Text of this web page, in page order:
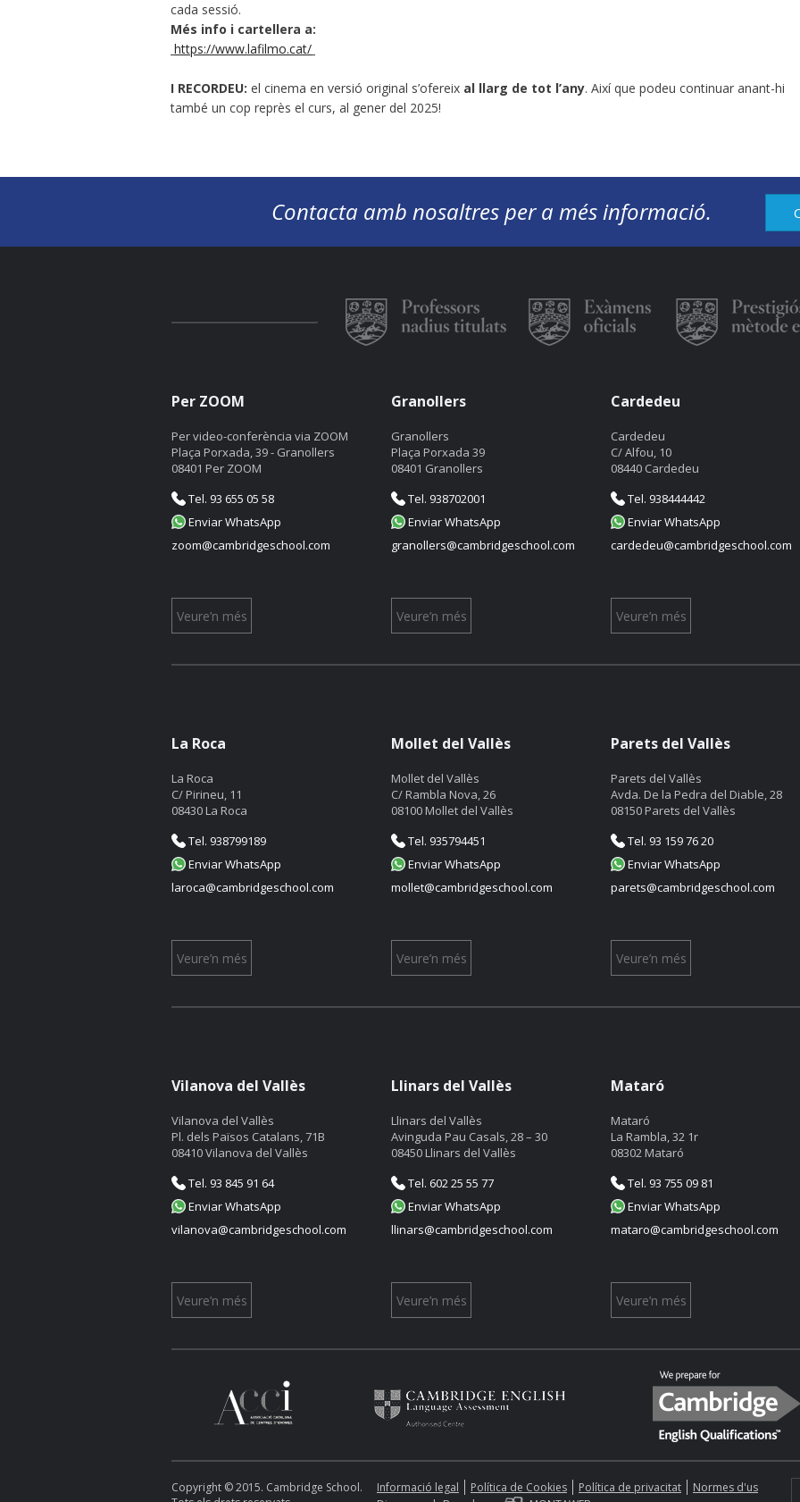
cada sessió.
Més info i cartellera a:
https://www.lafilmo.cat/
I RECORDEU: el cinema en versió original s’ofereix al llarg de tot l’any. Així que podeu continuar anant-hi
també un cop reprès el curs, al gener del 2025!
Contacta amb nosaltres per a més informació.
Per ZOOM
Per video-conferència via ZOOM
Plaça Porxada, 39 - Granollers
08401 Per ZOOM
Tel. 93 655 05 58
Enviar WhatsApp
zoom@cambridgeschool.com
Veure’n més
Granollers
Granollers
Plaça Porxada 39
08401 Granollers
Tel. 938702001
Enviar WhatsApp
granollers@cambridgeschool.com
Veure’n més
Cardedeu
Cardedeu
C/ Alfou, 10
08440 Cardedeu
Tel. 938444442
Enviar WhatsApp
cardedeu@cambridgeschool.com
Veure’n més
La Roca
La Roca
C/ Pirineu, 11
08430 La Roca
Tel. 938799189
Enviar WhatsApp
laroca@cambridgeschool.com
Veure’n més
Mollet del Vallès
Mollet del Vallès
C/ Rambla Nova, 26
08100 Mollet del Vallès
Tel. 935794451
Enviar WhatsApp
mollet@cambridgeschool.com
Veure’n més
Parets del Vallès
Parets del Vallès
Avda. De la Pedra del Diable, 28
08150 Parets del Vallès
Tel. 93 159 76 20
Enviar WhatsApp
parets@cambridgeschool.com
Veure’n més
Vilanova del Vallès
Vilanova del Vallès
Pl. dels Països Catalans, 71B
08410 Vilanova del Vallès
Tel. 93 845 91 64
Enviar WhatsApp
vilanova@cambridgeschool.com
Veure’n més
Llinars del Vallès
Llinars del Vallès
Avinguda Pau Casals, 28 – 30
08450 Llinars del Vallès
Tel. 602 25 55 77
Enviar WhatsApp
llinars@cambridgeschool.com
Veure’n més
Mataró
Mataró
La Rambla, 32 1r
08302 Mataró
Tel. 93 755 09 81
Enviar WhatsApp
mataro@cambridgeschool.com
Veure’n més
Copyright © 2015. Cambridge School.
Informació legal Política de Cookies Política de privacitat
Normes d'us